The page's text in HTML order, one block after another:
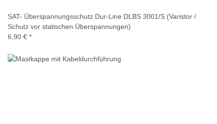
SAT- Überspannungsschutz Dur-Line DLBS 3001/S (Varistor /
Schutz vor statischen Überspannungen)
6,90 € *